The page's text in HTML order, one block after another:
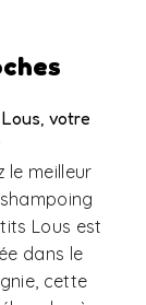
votre
le meilleur
Lous est
dans le
cette